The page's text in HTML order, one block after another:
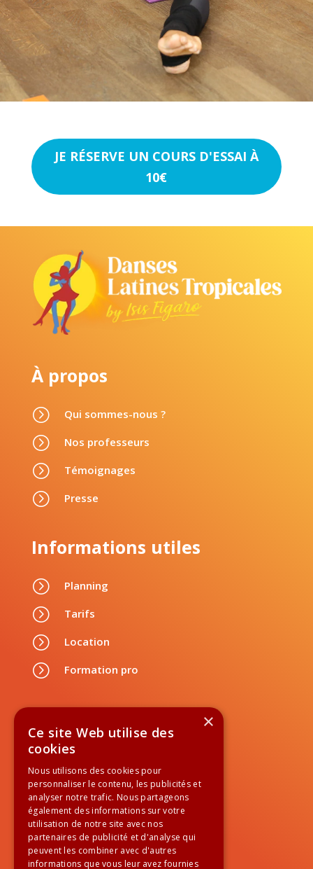
JE RÉSERVE UN COURS D'ESSAI À
10€
À propos
= Qui sommes-nous ?
= Nos professeurs
= Témoignages
= Presse
Informations utiles
= Planning
= Tarifs
= Location
= Formation pro
 01 84 60 99 60
Newsletter
×
Ce site Web utilise des
cookies
Nous utilisons des cookies pour
personnaliser le contenu, les publicités et
analyser notre trafic. Nous partageons
également des informations sur votre
utilisation de notre site avec nos
partenaires de publicité et d'analyse qui
peuvent les combiner avec d'autres
informations que vous leur avez fournies